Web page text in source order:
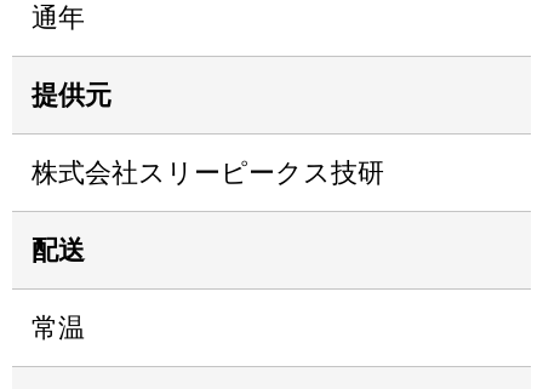
通年
提供元
株式会社スリーピークス技研
配送
常温